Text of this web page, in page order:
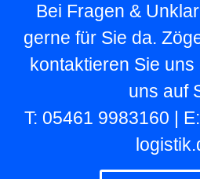
Bei Fragen &
gerne für Sie da.
kontaktieren Sie
uns auf
T: 05461 9983160 |